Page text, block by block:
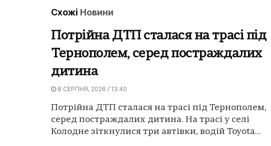
Схожі Новини
Потрійна ДТП сталася на трасі під
Тернополем, серед постраждалих
дитина
8 СЕРПНЯ, 2026 / 13:40
Потрійна ДТП сталася на трасі під Тернополем,
серед постраждалих дитина. На трасі у селі
Колодне зіткнулися три автівки, водій Toyota...